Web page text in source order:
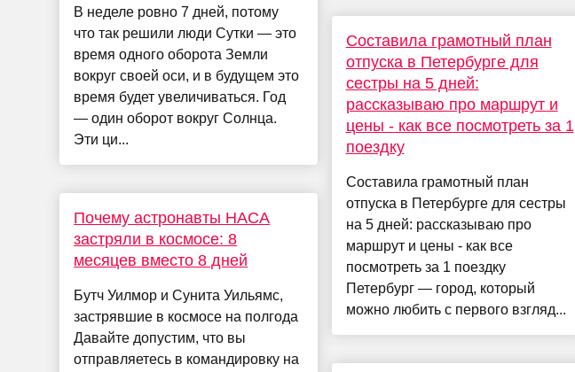
В неделе ровно 7 дней, потому
что так решили люди Сутки — это
время одного оборота Земли
вокруг своей оси, и в будущем это
время будет увеличиваться. Год
— один оборот вокруг Солнца.
Эти ци...
Почему астронавты НАСА
застряли в космосе: 8
месяцев вместо 8 дней
Бутч Уилмор и Сунита Уильямс,
застрявшие в космосе на полгода
Давайте допустим, что вы
отправляетесь в командировку на
Составила грамотный план
отпуска в Петербурге для
сестры на 5 дней:
рассказываю про маршрут и
цены - как все посмотреть за 1
поездку
Составила грамотный план
отпуска в Петербурге для сестры
на 5 дней: рассказываю про
маршрут и цены - как все
посмотреть за 1 поездку
Петербург — город, который
можно любить с первого взгляд...